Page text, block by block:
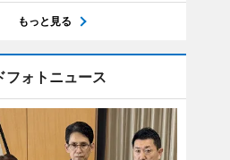
もっと見る
フォトニュース